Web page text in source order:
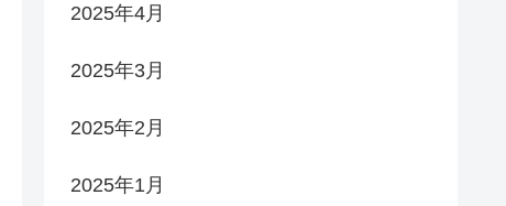
2025年4月
2025年3月
2025年2月
2025年1月